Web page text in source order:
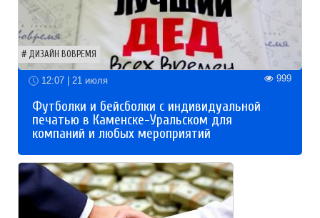
ДИЗАЙН ВОВРЕМЯ
12:07 | 21 июля 999
Футболки и бейсболки с индивидуальной
печатью в Каменске-Уральском для
компаний и любых мероприятий